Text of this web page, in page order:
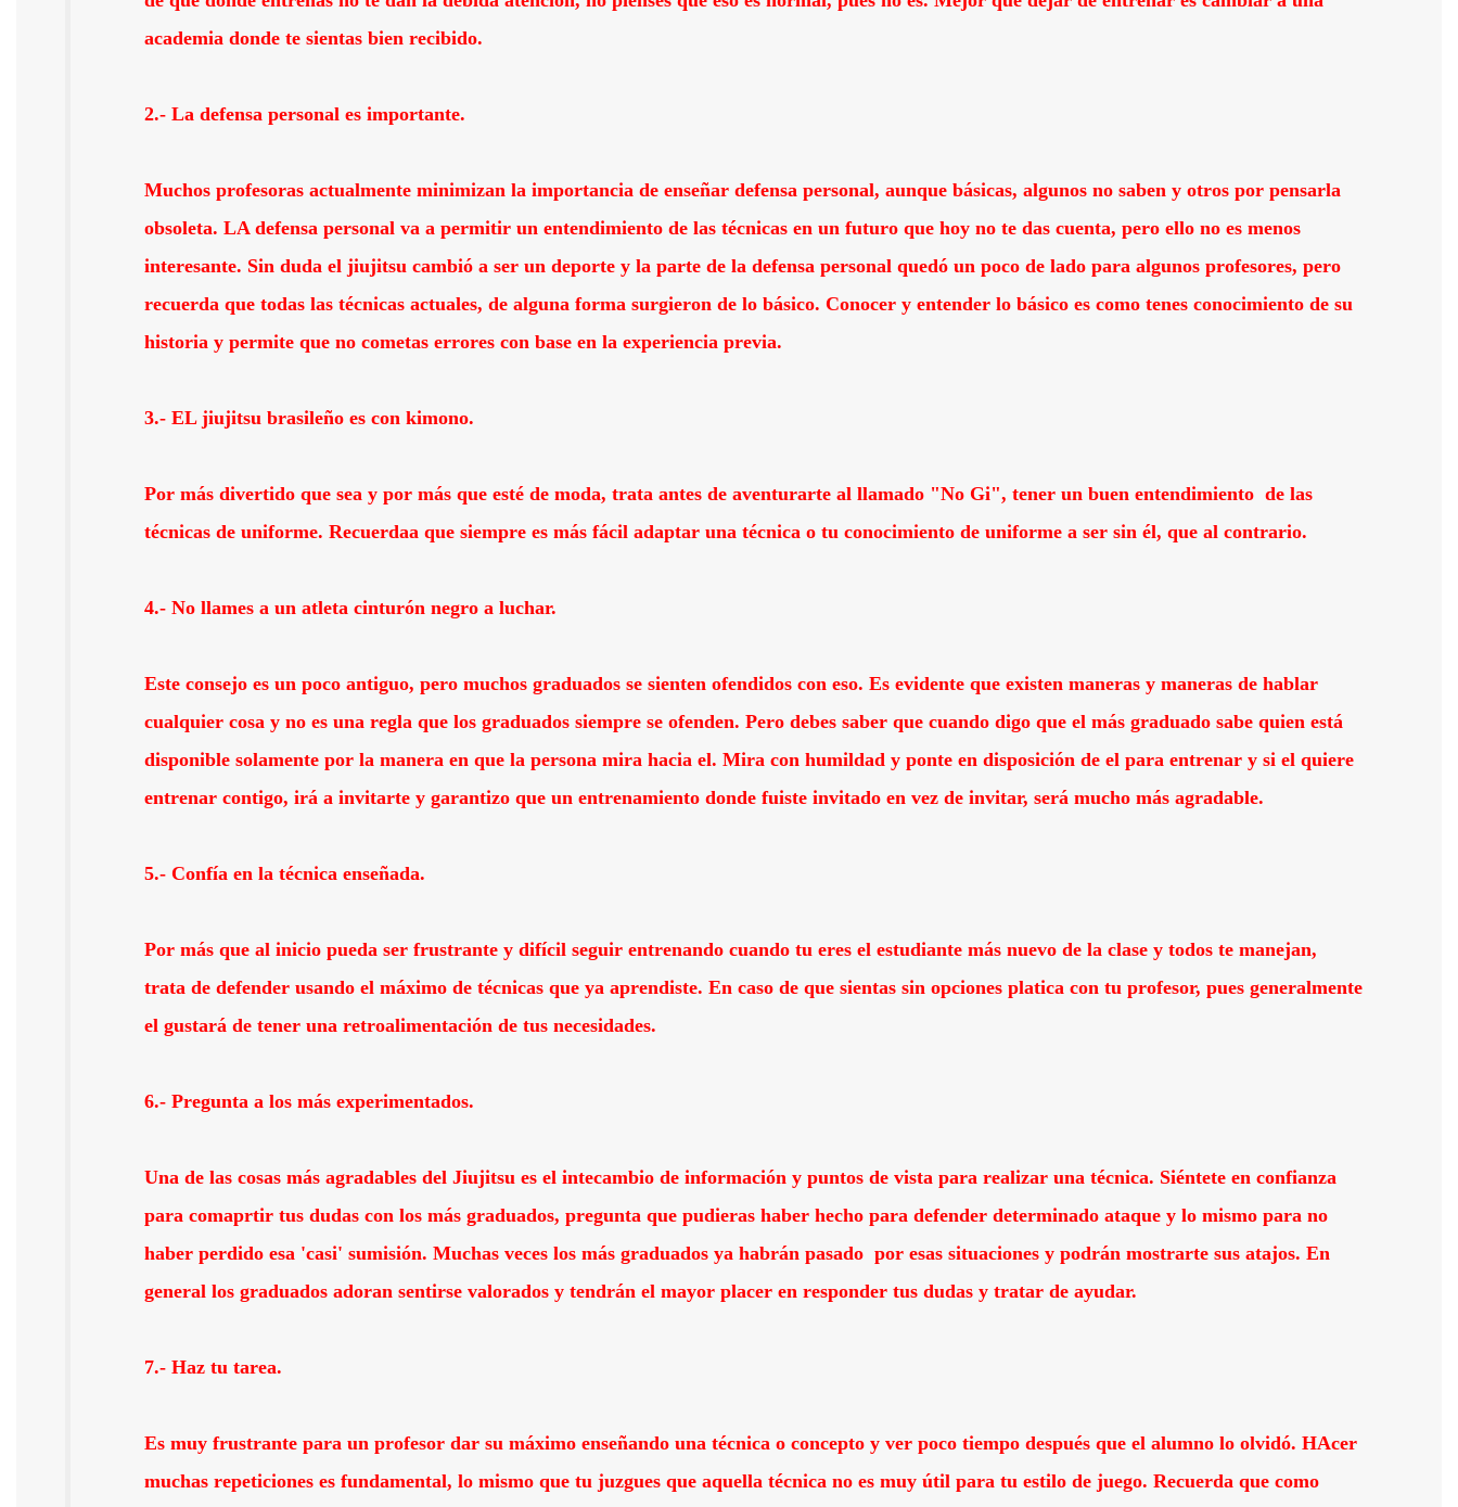
academia donde te sientas bien recibido.
2.- La defensa personal es importante.
Muchos profesoras actualmente minimizan la importancia de enseñar defensa personal, aunque básicas, algunos no saben y otros por pensarla
obsoleta. LA defensa personal va a permitir un entendimiento de las técnicas en un futuro que hoy no te das cuenta, pero ello no es menos
interesante. Sin duda el jiujitsu cambió a ser un deporte y la parte de la defensa personal quedó un poco de lado para algunos profesores, pero
recuerda que todas las técnicas actuales, de alguna forma surgieron de lo básico. Conocer y entender lo básico es como tenes conocimiento de su
historia y permite que no cometas errores con base en la experiencia previa.
3.- EL jiujitsu brasileño es con kimono.
Por más divertido que sea y por más que esté de moda, trata antes de aventurarte al llamado "No Gi", tener un buen entendimiento de las
técnicas de uniforme. Recuerdaa que siempre es más fácil adaptar una técnica o tu conocimiento de uniforme a ser sin él, que al contrario.
4.- No llames a un atleta cinturón negro a luchar.
Este consejo es un poco antiguo, pero muchos graduados se sienten ofendidos con eso. Es evidente que existen maneras y maneras de hablar
cualquier cosa y no es una regla que los graduados siempre se ofenden. Pero debes saber que cuando digo que el más graduado sabe quien está
disponible solamente por la manera en que la persona mira hacia el. Mira con humildad y ponte en disposición de el para entrenar y si el quiere
entrenar contigo, irá a invitarte y garantizo que un entrenamiento donde fuiste invitado en vez de invitar, será mucho más agradable.
5.- Confía en la técnica enseñada.
Por más que al inicio pueda ser frustrante y difícil seguir entrenando cuando tu eres el estudiante más nuevo de la clase y todos te manejan,
trata de defender usando el máximo de técnicas que ya aprendiste. En caso de que sientas sin opciones platica con tu profesor, pues generalmente
el gustará de tener una retroalimentación de tus necesidades.
6.- Pregunta a los más experimentados.
Una de las cosas más agradables del Jiujitsu es el intecambio de información y puntos de vista para realizar una técnica. Siéntete en confianza
para comaprtir tus dudas con los más graduados, pregunta que pudieras haber hecho para defender determinado ataque y lo mismo para no
haber perdido esa 'casi' sumisión. Muchas veces los más graduados ya habrán pasado por esas situaciones y podrán mostrarte sus atajos. En
general los graduados adoran sentirse valorados y tendrán el mayor placer en responder tus dudas y tratar de ayudar.
7.- Haz tu tarea.
Es muy frustrante para un profesor dar su máximo enseñando una técnica o concepto y ver poco tiempo después que el alumno lo olvidó. HAcer
muchas repeticiones es fundamental, lo mismo que tu juzgues que aquella técnica no es muy útil para tu estilo de juego. Recuerda que como